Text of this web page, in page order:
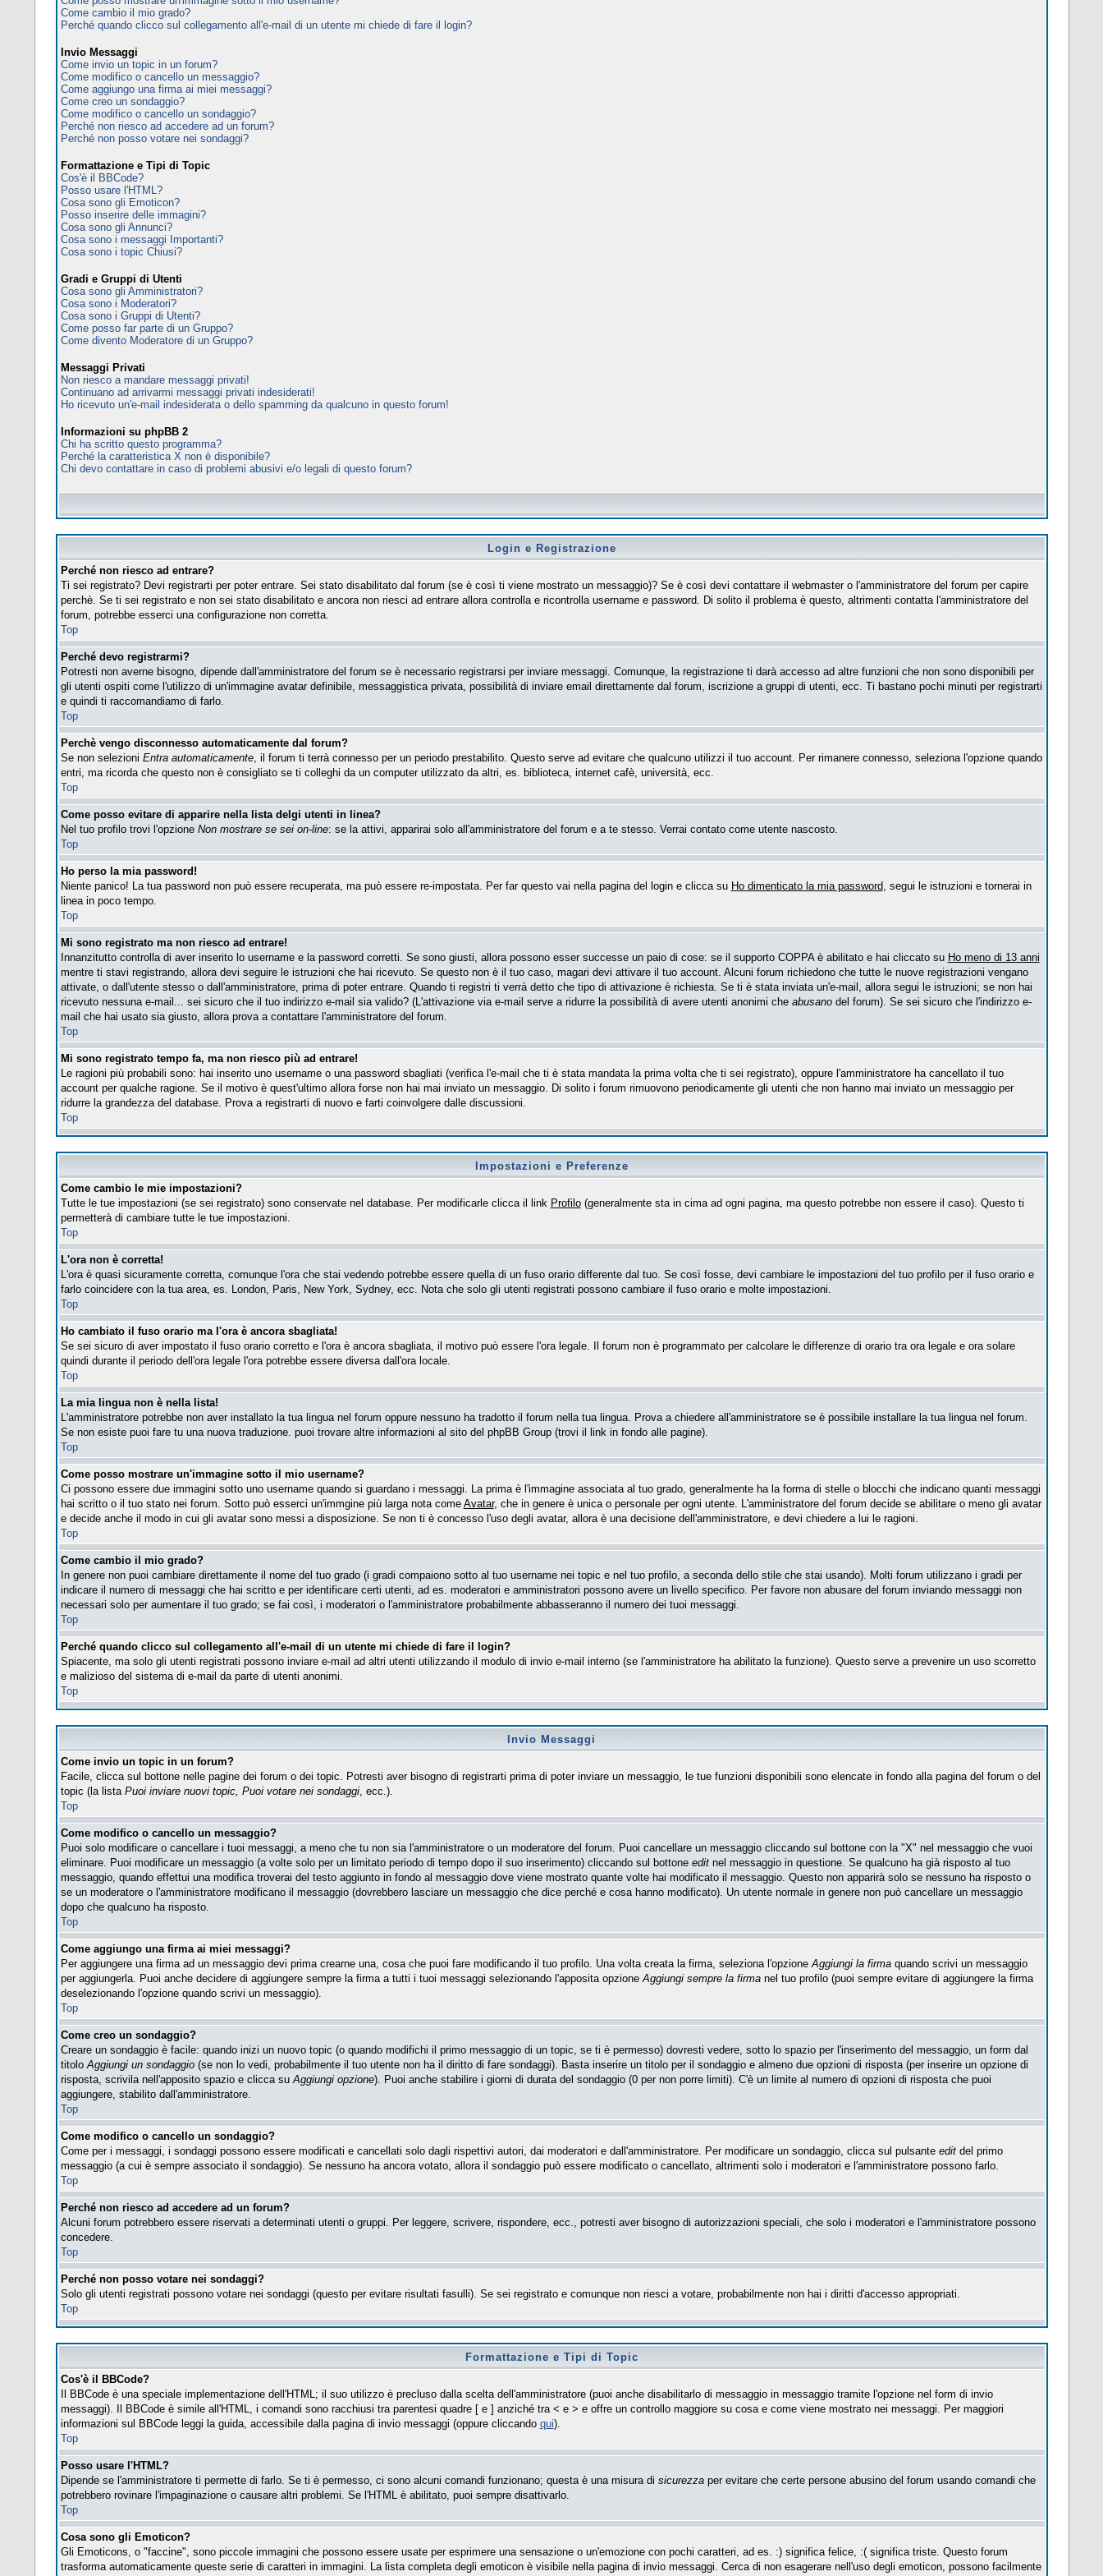
Come cambio il mio grado?
Perché quando clicco sul collegamento all'e-mail di un utente mi chiede di fare il login?
Invio Messaggi
Come invio un topic in un forum?
Come modifico o cancello un messaggio?
Come aggiungo una firma ai miei messaggi?
Come creo un sondaggio?
Come modifico o cancello un sondaggio?
Perché non riesco ad accedere ad un forum?
Perché non posso votare nei sondaggi?
Formattazione e Tipi di Topic
Cos'è il BBCode?
Posso usare l'HTML?
Cosa sono gli Emoticon?
Posso inserire delle immagini?
Cosa sono gli Annunci?
Cosa sono i messaggi Importanti?
Cosa sono i topic Chiusi?
Gradi e Gruppi di Utenti
Cosa sono gli Amministratori?
Cosa sono i Moderatori?
Cosa sono i Gruppi di Utenti?
Come posso far parte di un Gruppo?
Come divento Moderatore di un Gruppo?
Messaggi Privati
Non riesco a mandare messaggi privati!
Continuano ad arrivarmi messaggi privati indesiderati!
Ho ricevuto un'e-mail indesiderata o dello spamming da qualcuno in questo forum!
Informazioni su phpBB 2
Chi ha scritto questo programma?
Perché la caratteristica X non è disponibile?
Chi devo contattare in caso di problemi abusivi e/o legali di questo forum?
Login e Registrazione
Perché non riesco ad entrare?
Ti sei registrato? Devi registrarti per poter entrare. Sei stato disabilitato dal forum (se è così ti viene mostrato un messaggio)? Se è così devi contattare il webmaster o l'amministratore del forum per capire
perchè. Se ti sei registrato e non sei stato disabilitato e ancora non riesci ad entrare allora controlla e ricontrolla username e password. Di solito il problema è questo, altrimenti contatta l'amministratore del
forum, potrebbe esserci una configurazione non corretta.
Top
Perché devo registrarmi?
Potresti non averne bisogno, dipende dall'amministratore del forum se è necessario registrarsi per inviare messaggi. Comunque, la registrazione ti darà accesso ad altre funzioni che non sono disponibili per
gli utenti ospiti come l'utilizzo di un'immagine avatar definibile, messaggistica privata, possibilità di inviare email direttamente dal forum, iscrizione a gruppi di utenti, ecc. Ti bastano pochi minuti per registrarti
e quindi ti raccomandiamo di farlo.
Top
Perchè vengo disconnesso automaticamente dal forum?
Se non selezioni Entra automaticamente, il forum ti terrà connesso per un periodo prestabilito. Questo serve ad evitare che qualcuno utilizzi il tuo account. Per rimanere connesso, seleziona l'opzione quando
entri, ma ricorda che questo non è consigliato se ti colleghi da un computer utilizzato da altri, es. biblioteca, internet cafè, università, ecc.
Top
Come posso evitare di apparire nella lista delgi utenti in linea?
Nel tuo profilo trovi l'opzione Non mostrare se sei on-line: se la attivi, apparirai solo all'amministratore del forum e a te stesso. Verrai contato come utente nascosto.
Top
Ho perso la mia password!
Niente panico! La tua password non può essere recuperata, ma può essere re-impostata. Per far questo vai nella pagina del login e clicca su Ho dimenticato la mia password, segui le istruzioni e tornerai in
linea in poco tempo.
Top
Mi sono registrato ma non riesco ad entrare!
Innanzitutto controlla di aver inserito lo username e la password corretti. Se sono giusti, allora possono esser successe un paio di cose: se il supporto COPPA è abilitato e hai cliccato su Ho meno di 13 anni
mentre ti stavi registrando, allora devi seguire le istruzioni che hai ricevuto. Se questo non è il tuo caso, magari devi attivare il tuo account. Alcuni forum richiedono che tutte le nuove registrazioni vengano
attivate, o dall'utente stesso o dall'amministratore, prima di poter entrare. Quando ti registri ti verrà detto che tipo di attivazione è richiesta. Se ti è stata inviata un'e-mail, allora segui le istruzioni; se non hai
ricevuto nessuna e-mail... sei sicuro che il tuo indirizzo e-mail sia valido? (L'attivazione via e-mail serve a ridurre la possibilità di avere utenti anonimi che abusanodel forum). Se sei sicuro che l'indirizzo e-
mail che hai usato sia giusto, allora prova a contattare l'amministratore del forum.
Top
Mi sono registrato tempo fa, ma non riesco più ad entrare!
Le ragioni più probabili sono: hai inserito uno username o una password sbagliati (verifica l'e-mail che ti è stata mandata la prima volta che ti sei registrato), oppure l'amministratore ha cancellato il tuo
account per qualche ragione. Se il motivo è quest'ultimo allora forse non hai mai inviato un messaggio. Di solito i forum rimuovono periodicamente gli utenti che non hanno mai inviato un messaggio per
ridurre la grandezza del database. Prova a registrarti di nuovo e farti coinvolgere dalle discussioni.
Top
Impostazioni e Preferenze
Come cambio le mie impostazioni?
Tutte le tue impostazioni (se sei registrato) sono conservate nel database. Per modificarle clicca il link Profilo(generalmente sta in cima ad ogni pagina, ma questo potrebbe non essere il caso). Questo ti
permetterà di cambiare tutte le tue impostazioni.
Top
L'ora non è corretta!
L'ora è quasi sicuramente corretta, comunque l'ora che stai vedendo potrebbe essere quella di un fuso orario differente dal tuo. Se così fosse, devi cambiare le impostazioni del tuo profilo per il fuso orario e
farlo coincidere con la tua area, es. London, Paris, New York, Sydney, ecc. Nota che solo gli utenti registrati possono cambiare il fuso orario e molte impostazioni.
Top
Ho cambiato il fuso orario ma l'ora è ancora sbagliata!
Se sei sicuro di aver impostato il fuso orario corretto e l'ora è ancora sbagliata, il motivo può essere l'ora legale. Il forum non è programmato per calcolare le differenze di orario tra ora legale e ora solare
quindi durante il periodo dell'ora legale l'ora potrebbe essere diversa dall'ora locale.
Top
La mia lingua non è nella lista!
L'amministratore potrebbe non aver installato la tua lingua nel forum oppure nessuno ha tradotto il forum nella tua lingua. Prova a chiedere all'amministratore se è possibile installare la tua lingua nel forum.
Se non esiste puoi fare tu una nuova traduzione. puoi trovare altre informazioni al sito del phpBB Group (trovi il link in fondo alle pagine).
Top
Come posso mostrare un'immagine sotto il mio username?
Ci possono essere due immagini sotto uno username quando si guardano i messaggi. La prima è l'immagine associata al tuo grado, generalmente ha la forma di stelle o blocchi che indicano quanti messaggi
hai scritto o il tuo stato nei forum. Sotto può esserci un'immgine più larga nota come Avatar, che in genere è unica o personale per ogni utente. L'amministratore del forum decide se abilitare o meno gli avatar
e decide anche il modo in cui gli avatar sono messi a disposizione. Se non ti è concesso l'uso degli avatar, allora è una decisione dell'amministratore, e devi chiedere a lui le ragioni.
Top
Come cambio il mio grado?
In genere non puoi cambiare direttamente il nome del tuo grado (i gradi compaiono sotto al tuo username nei topic e nel tuo profilo, a seconda dello stile che stai usando). Molti forum utilizzano i gradi per
indicare il numero di messaggi che hai scritto e per identificare certi utenti, ad es. moderatori e amministratori possono avere un livello specifico. Per favore non abusare del forum inviando messaggi non
necessari solo per aumentare il tuo grado; se fai così, i moderatori o l'amministratore probabilmente abbasseranno il numero dei tuoi messaggi.
Top
Perché quando clicco sul collegamento all'e-mail di un utente mi chiede di fare il login?
Spiacente, ma solo gli utenti registrati possono inviare e-mail ad altri utenti utilizzando il modulo di invio e-mail interno (se l'amministratore ha abilitato la funzione). Questo serve a prevenire un uso scorretto
e malizioso del sistema di e-mail da parte di utenti anonimi.
Top
Invio Messaggi
Come invio un topic in un forum?
Facile, clicca sul bottone nelle pagine dei forum o dei topic. Potresti aver bisogno di registrarti prima di poter inviare un messaggio, le tue funzioni disponibili sono elencate in fondo alla pagina del forum o del
topic (la lista Puoi inviare nuovi topic, Puoi votare nei sondaggi, ecc.).
Top
Come modifico o cancello un messaggio?
Puoi solo modificare o cancellare i tuoi messaggi, a meno che tu non sia l'amministratore o un moderatore del forum. Puoi cancellare un messaggio cliccando sul bottone con la "X" nel messaggio che vuoi
eliminare. Puoi modificare un messaggio (a volte solo per un limitato periodo di tempo dopo il suo inserimento) cliccando sul bottone editnel messaggio in questione. Se qualcuno ha già risposto al tuo
messaggio, quando effettui una modifica troverai del testo aggiunto in fondo al messaggio dove viene mostrato quante volte hai modificato il messaggio. Questo non apparirà solo se nessuno ha risposto o
se un moderatore o l'amministratore modificano il messaggio (dovrebbero lasciare un messaggio che dice perché e cosa hanno modificato). Un utente normale in genere non può cancellare un messaggio
dopo che qualcuno ha risposto.
Top
Come aggiungo una firma ai miei messaggi?
Per aggiungere una firma ad un messaggio devi prima crearne una, cosa che puoi fare modificando il tuo profilo. Una volta creata la firma, seleziona l'opzioneAggiungi la firmaquando scrivi un messaggio
per aggiungerla. Puoi anche decidere di aggiungere sempre la firma a tutti i tuoi messaggi selezionando l'apposita opzioneAggiungi sempre la firmanel tuo profilo (puoi sempre evitare di aggiungere la firma
deselezionando l'opzione quando scrivi un messaggio).
Top
Come creo un sondaggio?
Creare un sondaggio è facile: quando inizi un nuovo topic (o quando modifichi il primo messaggio di un topic, se ti è permesso) dovresti vedere, sotto lo spazio per l'inserimento del messaggio, un form dal
titoloAggiungi un sondaggio(se non lo vedi, probabilmente il tuo utente non ha il diritto di fare sondaggi). Basta inserire un titolo per il sondaggio e almeno due opzioni di risposta (per inserire un opzione di
risposta, scrivila nell'apposito spazio e clicca suAggiungi opzione). Puoi anche stabilire i giorni di durata del sondaggio (0 per non porre limiti). C'è un limite al numero di opzioni di risposta che puoi
aggiungere, stabilito dall'amministratore.
Top
Come modifico o cancello un sondaggio?
Come per i messaggi, i sondaggi possono essere modificati e cancellati solo dagli rispettivi autori, dai moderatori e dall'amministratore. Per modificare un sondaggio, clicca sul pulsante editdel primo
messaggio (a cui è sempre associato il sondaggio). Se nessuno ha ancora votato, allora il sondaggio può essere modificato o cancellato, altrimenti solo i moderatori e l'amministratore possono farlo.
Top
Perché non riesco ad accedere ad un forum?
Alcuni forum potrebbero essere riservati a determinati utenti o gruppi. Per leggere, scrivere, rispondere, ecc., potresti aver bisogno di autorizzazioni speciali, che solo i moderatori e l'amministratore possono
concedere.
Top
Perché non posso votare nei sondaggi?
Solo gli utenti registrati possono votare nei sondaggi (questo per evitare risultati fasulli). Se sei registrato e comunque non riesci a votare, probabilmente non hai i diritti d'accesso appropriati.
Top
Formattazione e Tipi di Topic
Cos'è il BBCode?
Il BBCode è una speciale implementazione dell'HTML; il suo utilizzo è precluso dalla scelta dell'amministratore (puoi anche disabilitarlo di messaggio in messaggio tramite l'opzione nel form di invio
messaggi). Il BBCode è simile all'HTML, i comandi sono racchiusi tra parentesi quadre [ e ] anziché tra < e > e offre un controllo maggiore su cosa e come viene mostrato nei messaggi. Per maggiori
informazioni sul BBCode leggi la guida, accessibile dalla pagina di invio messaggi (oppure cliccando qui).
Top
Posso usare l'HTML?
Dipende se l'amministratore ti permette di farlo. Se ti è permesso, ci sono alcuni comandi funzionano; questa è una misura di sicurezzaper evitare che certe persone abusino del forum usando comandi che
potrebbero rovinare l'impaginazione o causare altri problemi. Se l'HTML è abilitato, puoi sempre disattivarlo.
Top
Cosa sono gli Emoticon?
Gli Emoticons, o "faccine", sono piccole immagini che possono essere usate per esprimere una sensazione o un'emozione con pochi caratteri, ad es. :) significa felice, :( significa triste. Questo forum
trasforma automaticamente queste serie di caratteri in immagini. La lista completa degli emoticon è visibile nella pagina di invio messaggi. Cerca di non esagerare nell'uso degli emoticon, possono facilmente